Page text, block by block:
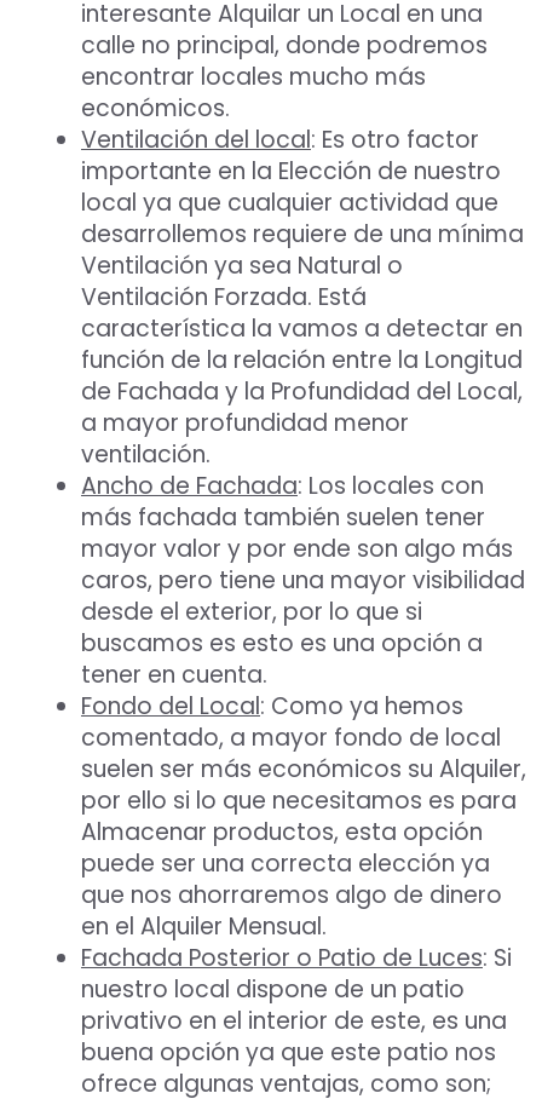
interesante Alquilar un Local en una
calle no principal, donde podremos
encontrar locales mucho más
económicos.
Ventilación del local: Es otro factor
importante en la Elección de nuestro
local ya que cualquier actividad que
desarrollemos requiere de una mínima
Ventilación ya sea Natural o
Ventilación Forzada. Está
característica la vamos a detectar en
función de la relación entre la Longitud
de Fachada y la Profundidad del Local,
a mayor profundidad menor
ventilación.
Ancho de Fachada: Los locales con
más fachada también suelen tener
mayor valor y por ende son algo más
caros, pero tiene una mayor visibilidad
desde el exterior, por lo que si
buscamos es esto es una opción a
tener en cuenta.
Fondo del Local: Como ya hemos
comentado, a mayor fondo de local
suelen ser más económicos su Alquiler,
por ello si lo que necesitamos es para
Almacenar productos, esta opción
puede ser una correcta elección ya
que nos ahorraremos algo de dinero
en el Alquiler Mensual.
Fachada Posterior o Patio de Luces: Si
nuestro local dispone de un patio
privativo en el interior de este, es una
buena opción ya que este patio nos
ofrece algunas ventajas, como son;